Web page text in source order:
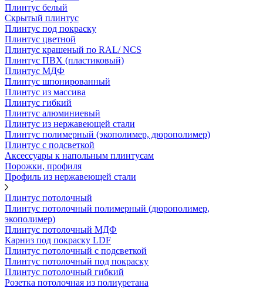
Плинтус белый
Скрытый плинтус
Плинтус под покраску
Плинтус цветной
Плинтус крашеный по RAL/ NCS
Плинтус ПВХ (пластиковый)
Плинтус МДФ
Плинтус шпонированный
Плинтус из массива
Плинтус гибкий
Плинтус алюминиевый
Плинтус из нержавеющей стали
Плинтус полимерный (экополимер, дюрополимер)
Плинтус с подсветкой
Аксессуары к напольным плинтусам
Порожки, профиля
Профиль из нержавеющей стали
Плинтус потолочный
Плинтус потолочный полимерный (дюрополимер,
экополимер)
Плинтус потолочный МДФ
Карниз под покраску LDF
Плинтус потолочный с подсветкой
Плинтус потолочный под покраску
Плинтус потолочный гибкий
Розетка потолочная из полиуретана